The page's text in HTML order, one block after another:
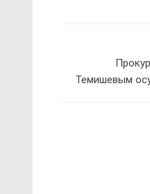
Темишевым